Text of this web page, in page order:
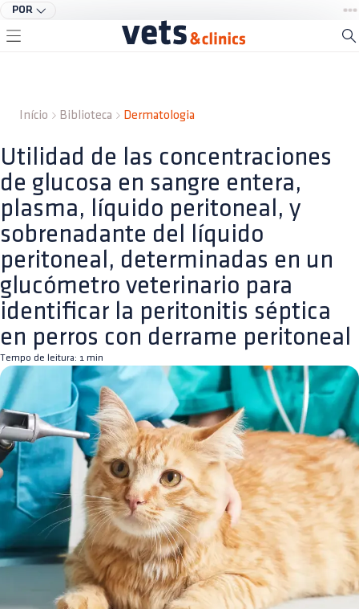
POR
Início Biblioteca Dermatologia
Utilidad de las concentraciones
de glucosa en sangre entera,
plasma, líquido peritoneal, y
sobrenadante del líquido
peritoneal, determinadas en un
glucómetro veterinario para
identificar la peritonitis séptica
en perros con derrame peritoneal
Tempo de leitura: 1 min